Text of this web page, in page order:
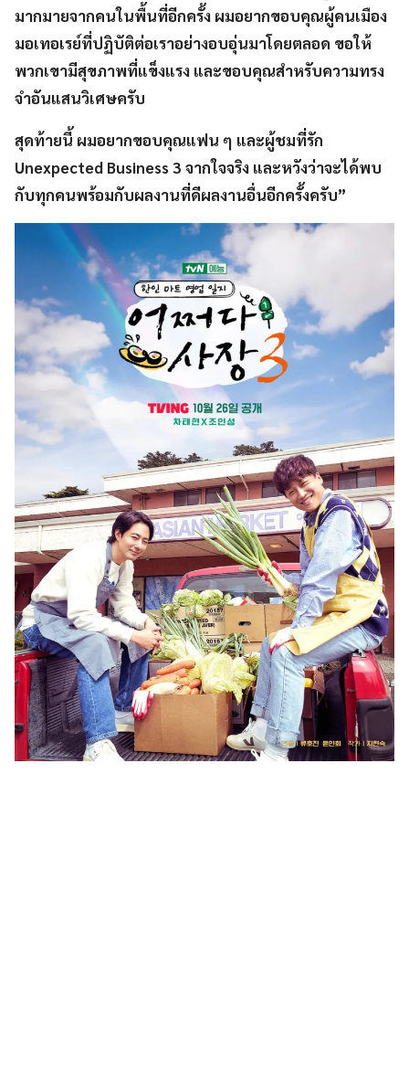
มากมายจากคนในพื้นที่อีกครั้ง ผมอยากขอบคุณผู้คนเมือง
มอเทอเรย์ที่ปฏิบัติต่อเราอย่างอบอุ่นมาโดยตลอด ขอให้
พวกเขามีสุขภาพที่แข็งแรง และขอบคุณสำหรับความทรง
จำอันแสนวิเศษครับ
สุดท้ายนี้ ผมอยากขอบคุณแฟน ๆ และผู้ชมที่รัก
Unexpected Business 3 จากใจจริง และหวังว่าจะได้พบ
กับทุกคนพร้อมกับผลงานที่ดีผลงานอื่นอีกครั้งครับ”